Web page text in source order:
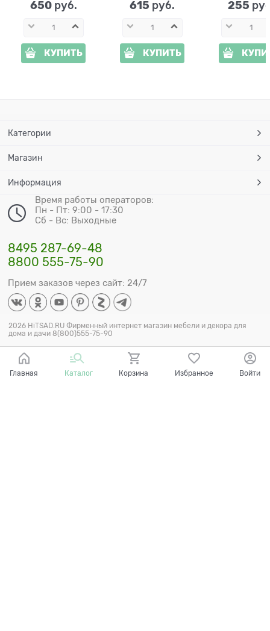
650 руб.
КУПИТЬ
615 руб.
КУПИТЬ
255
Категории
Магазин
Информация
Время работы операторов:
Пн - Пт: 9:00 - 17:30
Сб - Вс: Выходные
8495 287-69-48
8800 555-75-90
Прием заказов через сайт: 24/7
2026 HiTSAD.RU Фирменный интернет магазин мебели и декора для
дома и дачи 8(800)555-75-90
Главная Каталог Корзина Избранное Войти